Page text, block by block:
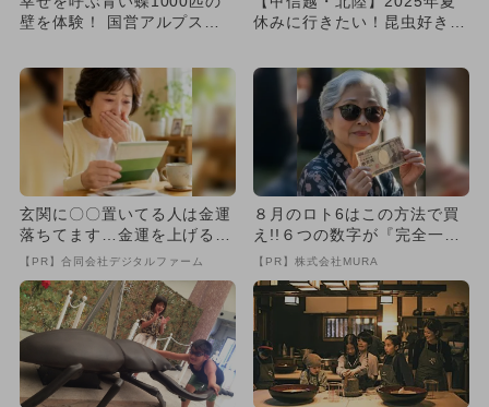
壁を体験！ 国営アルプスあ
休みに行きたい！昆虫好き親
玄関に〇〇置いてる人は金運
落ちてます…金運を上げる方
法とは
【PR】合同会社デジタルファーム
８月のロト6はこの方法で買
え!!６つの数字が『完全一
致』する方法
【PR】株式会社MURA